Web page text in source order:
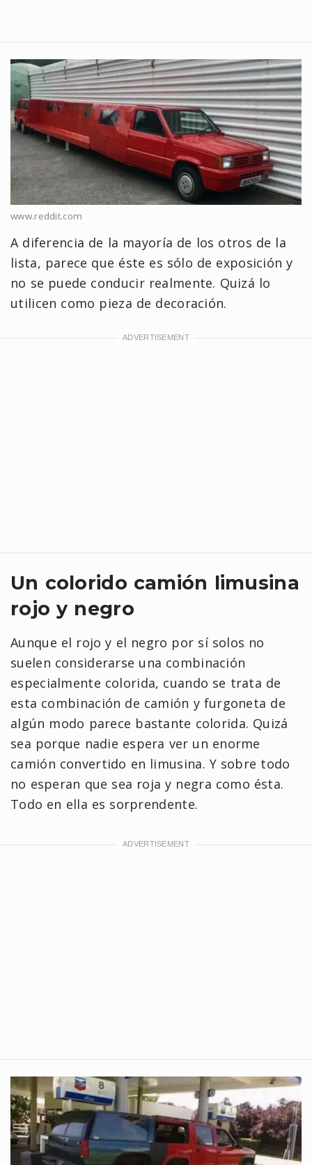
www.reddit.com
A diferencia de la mayoría de los otros de la
lista, parece que éste es sólo de exposición y
no se puede conducir realmente. Quizá lo
utilicen como pieza de decoración.
Un colorido camión limusina
rojo y negro
Aunque el rojo y el negro por sí solos no
suelen considerarse una combinación
especialmente colorida, cuando se trata de
esta combinación de camión y furgoneta de
algún modo parece bastante colorida. Quizá
sea porque nadie espera ver un enorme
camión convertido en limusina. Y sobre todo
no esperan que sea roja y negra como ésta.
Todo en ella es sorprendente.